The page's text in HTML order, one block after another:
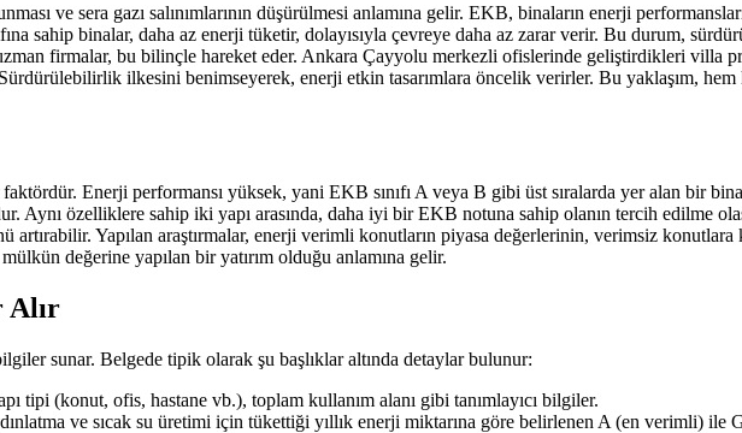
ve sera gazı salınımlarının düşürülmesi anlamına gelir. EKB, binaların enerji
sahip binalar, daha az enerji tüketir, dolayısıyla çevreye daha az zarar verir. Bu durum,
firmalar, bu bilinçle hareket eder. Ankara Çayyolu merkezli ofislerinde geliştirdikleri villa
ilkesini benimseyerek, enerji etkin tasarımlara öncelik verirler. Bu yaklaşım, hem
Enerji performansı yüksek, yani EKB sınıfı A veya B gibi üst sıralarda yer alan bir
Aynı özelliklere sahip iki yapı arasında, daha iyi bir EKB notuna sahip olanın tercih edilme
artırabilir. Yapılan araştırmalar, enerji verimli konutların piyasa değerlerinin, verimsiz
değerine yapılan bir yatırım olduğu anlamına gelir.
Alır
sunar. Belgede tipik olarak şu başlıklar altında detaylar bulunur:
tipi (konut, ofis, hastane vb.), toplam kullanım alanı gibi tanımlayıcı bilgiler.
ve sıcak su üretimi için tükettiği yıllık enerji miktarına göre belirlenen A (en verimli) ile